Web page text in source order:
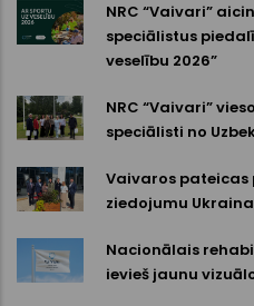
NRC “Vaivari”
speciālistus
veselību 2026”
NRC “Vaivari”
speciālisti no
Vaivaros pateicas
ziedojumu
Nacionālais
ievieš jaunu